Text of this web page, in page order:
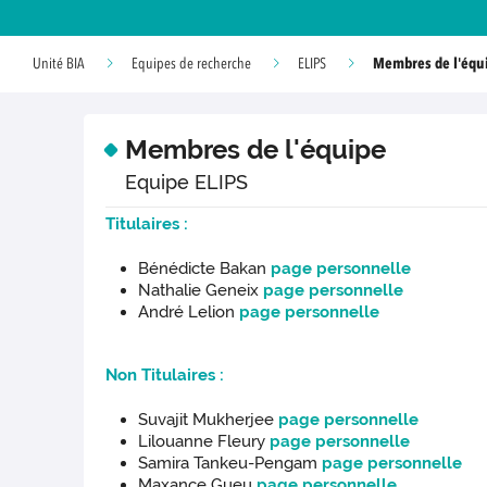
Unité BIA Equipes de recherche ELIPS Membres de
Membres de l'équipe
Equipe ELIPS
Titulaires :
Bénédicte Bakan page personnelle
Nathalie Geneix page personnelle
André Lelion page personnelle
Non Titulaires :
Suvajit Mukherjee page personnelle
Lilouanne Fleury page personnelle
Samira Tankeu-Pengam page personnelle